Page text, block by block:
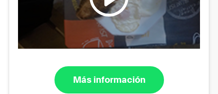
Más información